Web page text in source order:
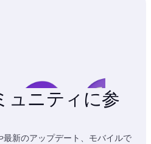
ュニティに参
新のアップデート、モバイルで